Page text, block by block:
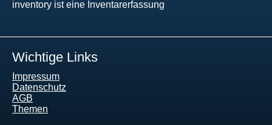
inventory ist eine Inventarerfassung
Wichtige Links
Impressum
Datenschutz
AGB
Themen